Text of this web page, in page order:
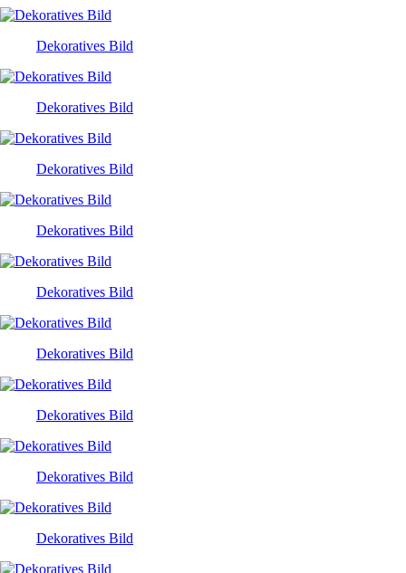
Dekoratives Bild
Dekoratives Bild
Dekoratives Bild
Dekoratives Bild
Dekoratives Bild
Dekoratives Bild
Dekoratives Bild
Dekoratives Bild
Dekoratives Bild